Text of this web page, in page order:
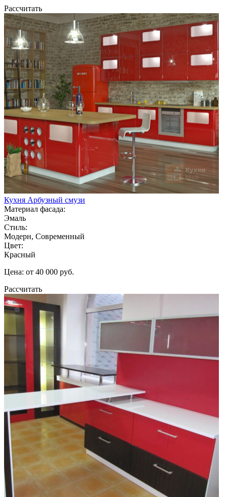
Рассчитать
Кухня Арбузный смузи
Материал фасада:
Эмаль
Стиль:
Модерн, Современный
Цвет:
Красный
Цена: от 40 000 руб.
Рассчитать